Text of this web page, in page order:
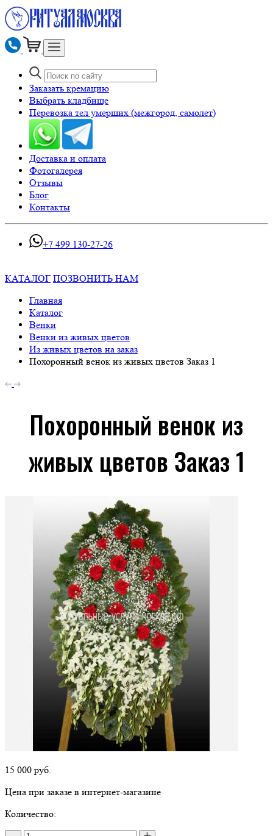
Заказать кремацию
Выбрать кладбище
Перевозка тел умерших (межгород, самолет)
Доставка и оплата
Фотогалерея
Отзывы
Блог
Контакты
+7 499 130-27-26
КАТАЛОГ ПОЗВОНИТЬ НАМ
Главная
Каталог
Венки
Венки из живых цветов
Из живых цветов на заказ
Похоронный венок из живых цветов Заказ 1
Похоронный венок из
живых цветов Заказ 1
15 000 руб.
Цена при заказе в интернет-магазине
Количество: